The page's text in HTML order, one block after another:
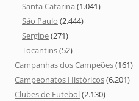
Santa Catarina (1.041)
São Paulo (2.444)
Sergipe(271)
Tocantins(52)
Campanhas dos Campeões(161)
Campeonatos Históricos(6.201)
Clubes de Futebol(2.130)